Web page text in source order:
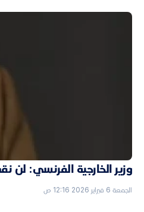
وزير الخارجية الفرنسي:
الجمعة 6 فبراير 2026 12:16 ص